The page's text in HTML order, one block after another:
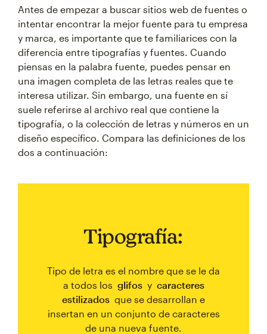
Antes de empezar a buscar sitios web de fuentes o
intentar encontrar la mejor fuente para tu empresa
y marca, es importante que te familiarices con la
diferencia entre tipografías y fuentes. Cuando
piensas en la palabra fuente, puedes pensar en
una imagen completa de las letras reales que te
interesa utilizar. Sin embargo, una fuente en sí
suele referirse al archivo real que contiene la
tipografía, o la colección de letras y números en un
diseño específico. Compara las definiciones de los
dos a continuación:
Tipografía:
Tipo de letra es el nombre que se le da
a todos los glifos y caracteres
estilizados que se desarrollan e
insertan en un conjunto de caracteres
de una nueva fuente.